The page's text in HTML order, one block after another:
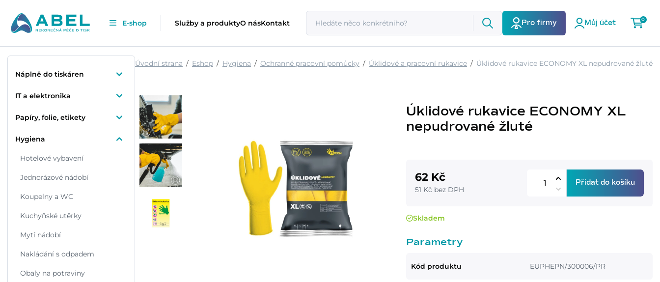
E-shop Služby a produktyO násKontakt Pro firmy Můj účet
0
Náplně do tiskáren
IT a elektronika
Papíry, folie, etikety
Hygiena
Hotelové vybavení
Jednorázové nádobí
Koupelny a WC
Kuchyňské utěrky
Mytí nádobí
Nakládání s odpadem
Obaly na potraviny
Úvodní strana Eshop Hygiena Ochranné pracovní pomůcky Úklidové a pracovní rukavice Úklidové rukavice ECONOMY XL nepudrované žluté
Úklidové rukavice ECONOMY XL
nepudrované žluté
62 Kč
51 Kč bez DPH
Přidat do košíku
Skladem
Parametry
Kód produktu EUPHEPN/300006/PR